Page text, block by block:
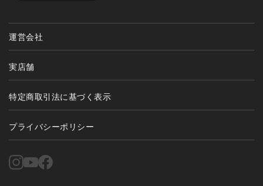
運営会社
実店舗
特定商取引法に基づく表示
プライバシーポリシー